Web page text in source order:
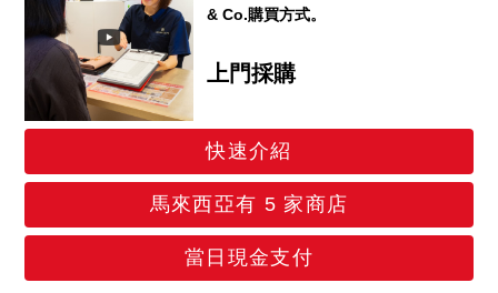
& Co.購買方式。
上門採購
快速介紹
馬來西亞有 5 家商店
當日現金支付